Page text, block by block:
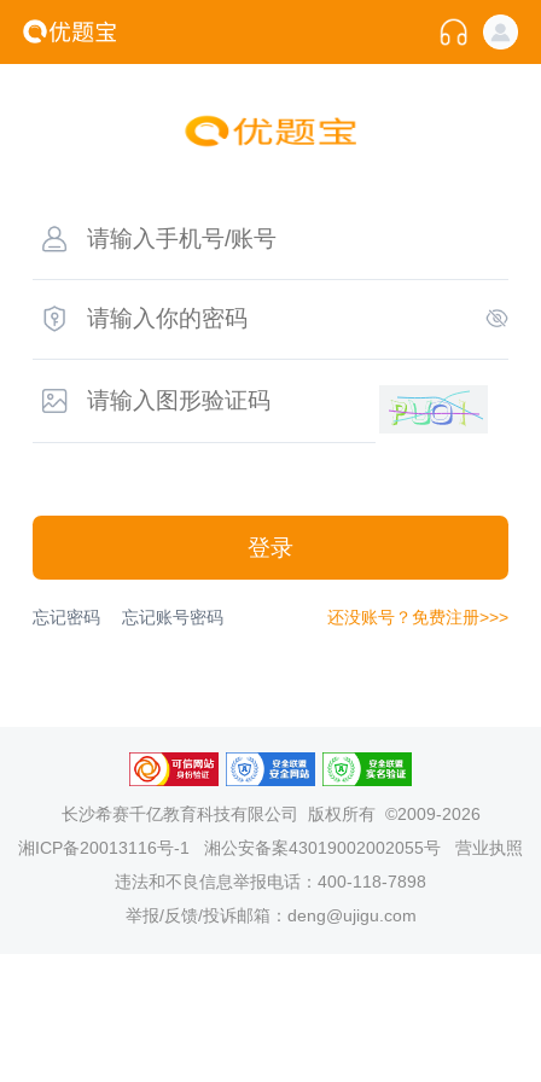
登录
忘记密码 忘记账号密码 还没账号？免费注册>>>
长沙希赛千亿教育科技有限公司
版权所有 ©2009-2026
湘ICP备20013116号-1
湘公安备案43019002002055号
营业执照
违法和不良信息举报电话：400-118-7898
举报/反馈/投诉邮箱：deng@ujigu.com